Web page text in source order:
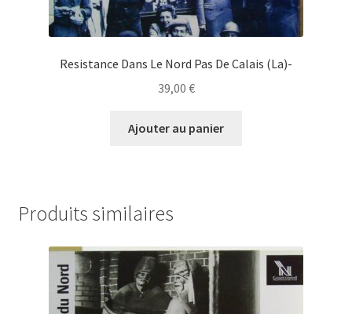
Resistance Dans Le Nord Pas De Calais (La)-
39,00 €
Ajouter au panier
Produits similaires